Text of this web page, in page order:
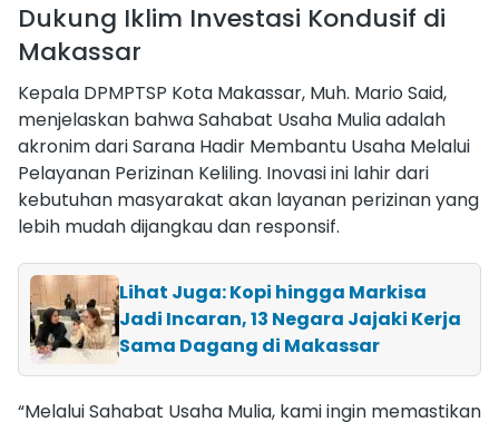
Dukung Iklim Investasi Kondusif di
Makassar
Kepala DPMPTSP Kota Makassar, Muh. Mario Said,
menjelaskan bahwa Sahabat Usaha Mulia adalah
akronim dari Sarana Hadir Membantu Usaha Melalui
Pelayanan Perizinan Keliling. Inovasi ini lahir dari
kebutuhan masyarakat akan layanan perizinan yang
lebih mudah dijangkau dan responsif.
Lihat Juga: Kopi hingga Markisa
Jadi Incaran, 13 Negara Jajaki Kerja
Sama Dagang di Makassar
“Melalui Sahabat Usaha Mulia, kami ingin memastikan